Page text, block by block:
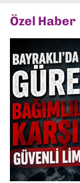
Özel Haber